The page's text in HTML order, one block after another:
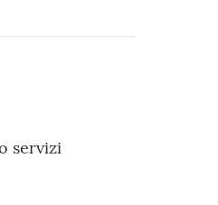
servizi